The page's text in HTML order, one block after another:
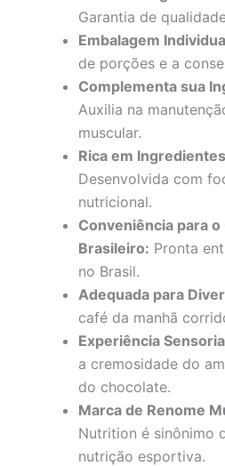
Garantia de
Embalagem
de porções e a
Complementa sua
Auxilia na
muscular.
Rica em
Desenvolvida com
nutricional.
Conveniência para
Brasileiro: Pronta
no Brasil.
Adequada para
café da manhã
Experiência
a cremosidade do
do chocolate.
Marca de Renome
Nutrition é sinônimo
nutrição esportiva.